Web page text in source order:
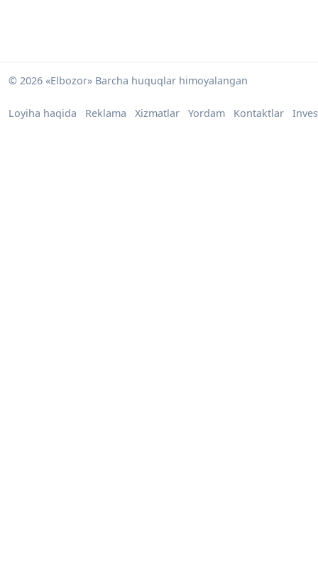
© 2026 «Elbozor» Barcha huquqlar himoyalangan
Loyiha haqida Reklama Xizmatlar Yordam Kontaktlar